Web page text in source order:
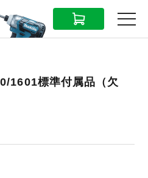
MENU
1601標準付属品（欠